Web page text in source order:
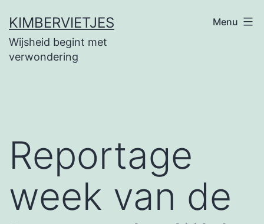
naar
de
KIMBERVIETJES
Wijsheid begint met
verwondering
Menu
Reportage
week van de